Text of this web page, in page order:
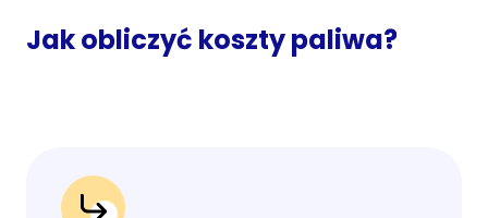
Jak obliczyć koszty paliwa?